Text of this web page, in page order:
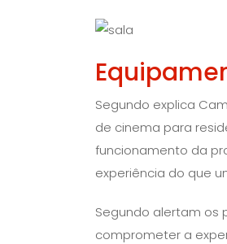
Segundo explica
de cinema para
funcionamento da
experiência do que
Segundo alertam os
comprometer a